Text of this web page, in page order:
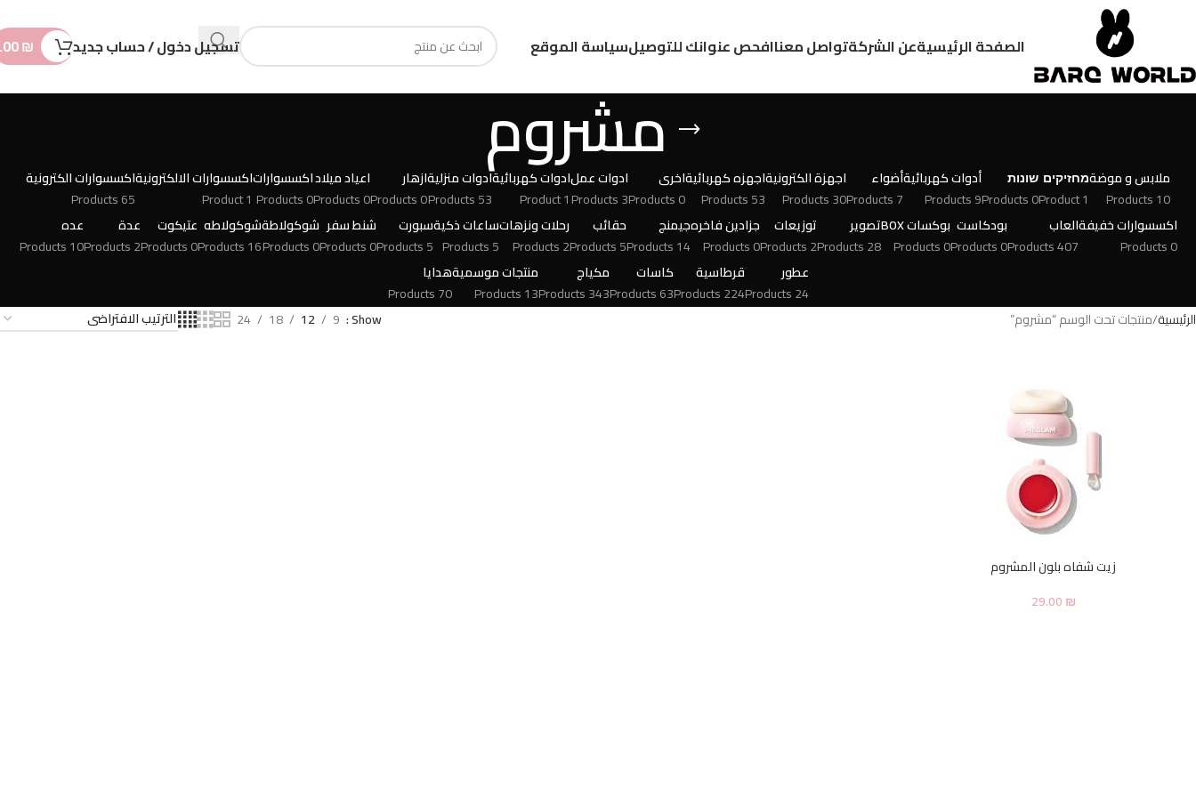
الصفحة الرئيسيةعن الشركةتواصل معناافحص عنوانك للتوصيلسياسة الموقع تسجيل دخول / حساب جديد ₪
مشروم
ملابس و موضة
10 Products
מחזיקים
1 Product
שונות
0 Products
أدوات كهربائية
9 Products
أضواء
7 Products
اجهزة الكترونية
30 Products
اجهزه كهربائية
53 Products
اخرى
0 Products
ادوات عمل
3 Products
ادوات كهربائية
1 Product
ادوات منزلية
53 Products
ازهار
0 Products
اعياد ميلاد
0 Products
اكسسوارات
0 Products
اكسسوارات الالكترونية
1 Product
اكسسوارات الكترونية
65 Products
اكسسوارات خفيفة
0 Products
العاب
407 Products
بودكاست
0 Products
بوكسات BOX
0 Products
تصوير
28 Products
توزيعات
2 Products
جزادين فاخره
0 Products
جيمنج
14 Products
حقائب
5 Products
رحلات ونزهات
2 Products
ساعات ذكية
5 Products
سبورت
5 Products
شنط سفر
0 Products
شوكولاطة
0 Products
شوكولاطه
16 Products
عتيكوت
0 Products
عدة
2 Products
عده
10 Products
عطور
24 Products
قرطاسية
224 Products
كاسات
63 Products
مكياج
343 Products
منتجات موسمية
13 Products
هدايا
70 Products
الرئيسية منتجات تحت الوسم “مشروم” Show
9
12
18
24
زيت شفاه بلون المشروم
29.00₪